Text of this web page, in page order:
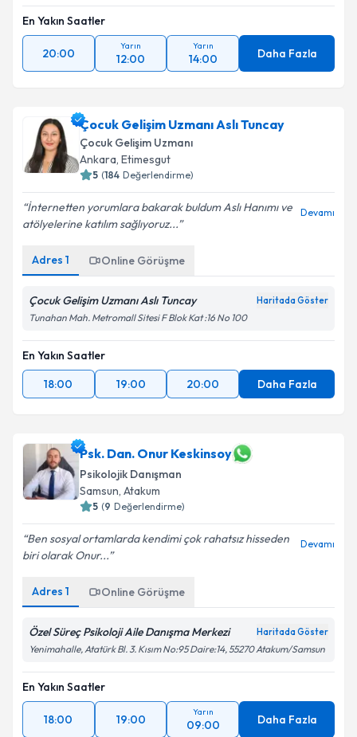
En Yakın Saatler
20:00
Yarın
12:00
Yarın
14:00 Daha Fazla
Çocuk Gelişim Uzmanı Aslı Tuncay
Çocuk Gelişim Uzmanı
Ankara, Etimesgut
5 (184 Değerlendirme)
İnternetten yorumlara bakarak buldum Aslı Hanımı ve
atölyelerine katılım sağlıyoruz...
Devamı
Adres 1 Online Görüşme
Çocuk Gelişim Uzmanı Aslı Tuncay Haritada Göster
Tunahan Mah. Metromall Sitesi F Blok Kat :16 No 100
En Yakın Saatler
18:00
19:00 20:00 Daha Fazla
Psk. Dan. Onur Keskinsoy
Psikolojik Danışman
Samsun, Atakum
5 (9 Değerlendirme)
Ben sosyal ortamlarda kendimi çok rahatsız hisseden
biri olarak Onur...
Devamı
Adres 1 Online Görüşme
Özel Süreç Psikoloji Aile Danışma Merkezi Haritada Göster
Yenimahalle, Atatürk Bl. 3. Kısım No:95 Daire:14, 55270 Atakum/Samsun
En Yakın Saatler
18:00 19:00
Yarın
09:00 Daha Fazla